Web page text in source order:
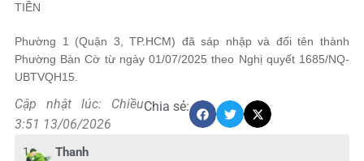
TIỀN
Phường 1 (Quận 3, TP.HCM) đã sáp nhập và đổi tên thành
Phường Bàn Cờ từ ngày 01/07/2025 theo Nghị quyết 1685/NQ-
UBTVQH15.
Cập nhật lúc: Chiều
3:51 13/06/2026
Chia sẻ:
Thanh
1